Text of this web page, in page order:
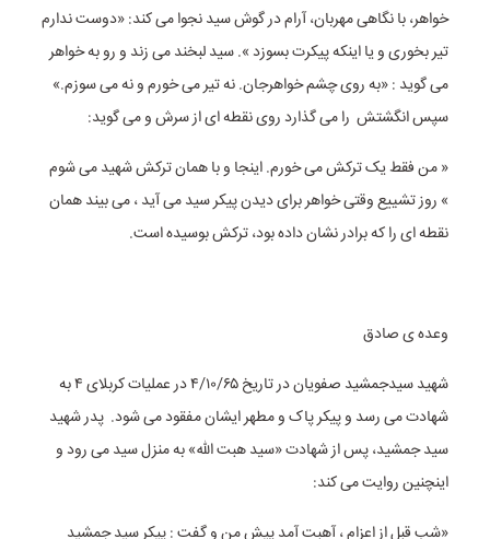
خواهر، با نگاهی مهربان، آرام در گوش سید نجوا می کند: «دوست ندارم
تیر بخوری و یا اینکه پیکرت بسوزد ». سید لبخند می زند و رو به خواهر
می گوید : «به روی چشم خواهرجان. نه تیر می خورم و نه می سوزم.»
سپس انگشتش را می گذارد روی نقطه ای از سرش و می گوید:
« من فقط یک ترکش می خورم. اینجا و با همان ترکش شهید می شوم
» روز تشییع وقتی خواهر برای دیدن پیکر سید می آید ، می بیند همان
نقطه ای را که برادر نشان داده بود، ترکش بوسیده است.
وعده ی صادق
شهید سیدجمشید صفویان در تاریخ ۴/۱۰/۶۵ در عملیات کربلای ۴ به
شهادت می رسد و پیکر پاک و مطهر ایشان مفقود می شود. پدر شهید
سید جمشید، پس از شهادت «سید هبت الله» به منزل سید می رود و
اینچنین روایت می کند: